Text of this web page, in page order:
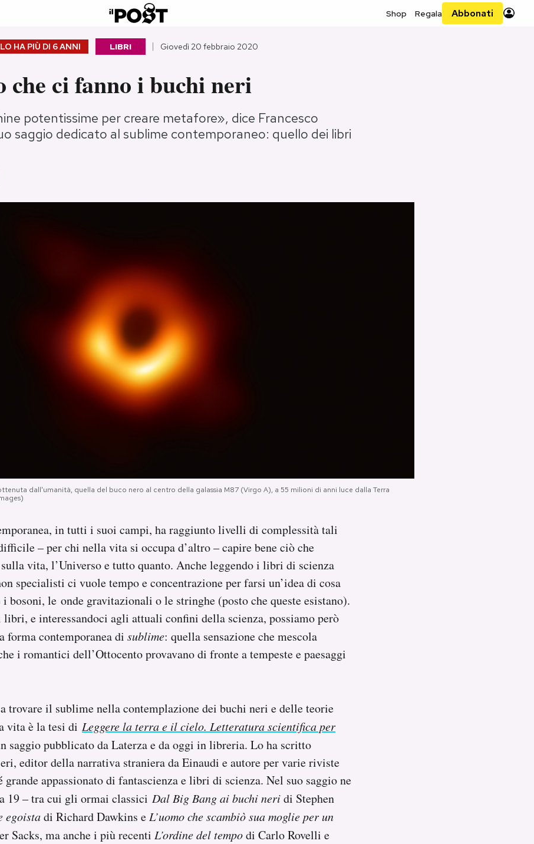
Shop Regala Abbonati
HA PIÙ DI 6 ANNI LIBRI Giovedì 20 febbraio 2020
che ci fanno i buchi neri
potentissime per creare metafore», dice Francesco
saggio dedicato al sublime contemporaneo: quello dei libri
dall'umanità, quella del buco nero al centro della galassia M87 (Virgo A), a 55 milioni di anni luce dalla Terra
in tutti i suoi campi, ha raggiunto livelli di complessità tali
– per chi nella vita si occupa d’altro – capire bene ciò che
vita, l’Universo e tutto quanto. Anche leggendo i libri di scienza
specialisti ci vuole tempo e concentrazione per farsi un’idea di cosa
i bosoni, le onde gravitazionali o le stringhe (posto che queste esistano).
libri, e interessandoci agli attuali confini della scienza, possiamo però
forma contemporanea di sublime: quella sensazione che mescola
i romantici dell’Ottocento provavano di fronte a tempeste e paesaggi
trovare il sublime nella contemplazione dei buchi neri e delle teorie
vita è la tesi di Leggere la terra e il cielo. Letteratura scientifica per
saggio pubblicato da Laterza e da oggi in libreria. Lo ha scritto
editor della narrativa straniera da Einaudi e autore per varie riviste
appassionato di fantascienza e libri di scienza. Nel suo saggio ne
19 – tra cui gli ormai classici Dal Big Bang ai buchi neridi Stephen
egoistadi Richard Dawkins e L’uomo che scambiò sua moglie per un
Sacks, ma anche i più recenti L’ordine del tempodi Carlo Rovelli e